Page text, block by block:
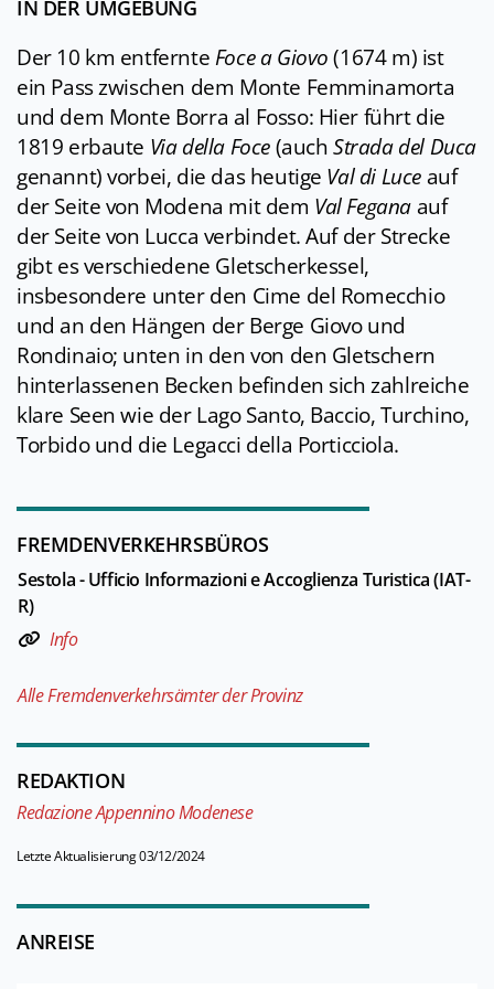
IN DER UMGEBUNG
Der 10 km entfernteFoce a Giovo(1674 m) ist
ein Pass zwischen dem Monte Femminamorta
und dem Monte Borra al Fosso: Hier führt die
1819 erbaute Via della Foce(auchStrada del Duca
genannt) vorbei, die das heutige Val di Luceauf
der Seite von Modena mit dem Val Fegana auf
der Seite von Lucca verbindet. Auf der Strecke
gibt es verschiedene Gletscherkessel,
insbesondere unter den Cime del Romecchio
und an den Hängen der Berge Giovo und
Rondinaio; unten in den von den Gletschern
hinterlassenen Becken befinden sich zahlreiche
klare Seen wie der Lago Santo, Baccio, Turchino,
Torbido und die Legacci della Porticciola.
FREMDENVERKEHRSBÜROS
Sestola - Ufficio Informazioni e Accoglienza Turistica (IAT-
R)
Info
Alle Fremdenverkehrsämter der Provinz
REDAKTION
Redazione Appennino Modenese
Letzte Aktualisierung 03/12/2024
ANREISE